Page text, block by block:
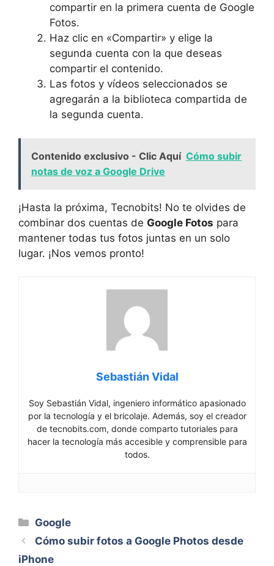
compartir en la primera cuenta de Google
Fotos.
Haz clic en «Compartir» y elige la
segunda cuenta con‍ la que deseas‍
compartir el contenido.
Las fotos y vídeos ⁤seleccionados⁤ se
agregarán a la biblioteca compartida de
la segunda cuenta.‍
Contenido exclusivo - Clic Aquí Cómo subir
notas de voz a Google Drive
¡Hasta la próxima, Tecnobits! No te olvides de⁤
combinar dos cuentas de‌ Google Fotos ⁣ para
mantener todas ⁤tus fotos‍ juntas en un⁣ solo
lugar. ¡Nos vemos pronto!
Sebastián Vidal
Soy Sebastián Vidal, ingeniero informático apasionado
por la tecnología y el bricolaje. Además, soy el creador
de tecnobits.com, donde comparto tutoriales para
hacer la tecnología más accesible y comprensible para
todos.
Categorías
Google
Cómo subir fotos a Google Photos desde
iPhone